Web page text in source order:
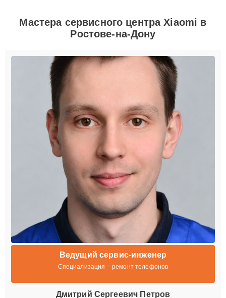
Мастера сервисного центра Xiaomi в
Ростове-на-Дону
Ведущий сервис-инженер
Специализация – ремонт телефонов
Дмитрий Сергеевич Петров